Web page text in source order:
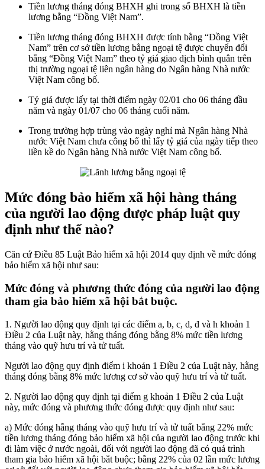
Tiền lương tháng đóng BHXH ghi trong sổ BHXH là tiền
lương bằng “Đồng Việt Nam”.
Tiền lương tháng đóng BHXH được tính bằng “Đồng Việt
Nam” trên cơ sở tiền lương bằng ngoại tệ được chuyển đổi
bằng “Đồng Việt Nam” theo tỷ giá giao dịch bình quân trên
thị trường ngoại tệ liên ngân hàng do Ngân hàng Nhà nước
Việt Nam công bố.
Tỷ giá được lấy tại thời điểm ngày 02/01 cho 06 tháng đầu
năm và ngày 01/07 cho 06 tháng cuối năm.
Trong trường hợp trùng vào ngày nghỉ mà Ngân hàng Nhà
nước Việt Nam chưa công bố thì lấy tỷ giá của ngày tiếp theo
liền kề do Ngân hàng Nhà nước Việt Nam công bố.
Mức đóng bảo hiểm xã hội hàng tháng
của người lao động được pháp luật quy
định như thế nào?
Căn cứ Điều 85 Luật Bảo hiểm xã hội 2014 quy định về mức đóng
bảo hiểm xã hội như sau:
Mức đóng và phương thức đóng của người lao động
tham gia bảo hiểm xã hội bắt buộc.
1. Người lao động quy định tại các điểm a, b, c, d, đ và h khoản 1
Điều 2 của Luật này, hằng tháng đóng bằng 8% mức tiền lương
tháng vào quỹ hưu trí và tử tuất.
Người lao động quy định điểm i khoản 1 Điều 2 của Luật này, hằng
tháng đóng bằng 8% mức lương cơ sở vào quỹ hưu trí và tử tuất.
2. Người lao động quy định tại điểm g khoản 1 Điều 2 của Luật
này, mức đóng và phương thức đóng được quy định như sau:
a) Mức đóng hằng tháng vào quỹ hưu trí và tử tuất bằng 22% mức
tiền lương tháng đóng bảo hiểm xã hội của người lao động trước khi
đi làm việc ở nước ngoài, đối với người lao động đã có quá trình
tham gia bảo hiểm xã hội bắt buộc; bằng 22% của 02 lần mức lương